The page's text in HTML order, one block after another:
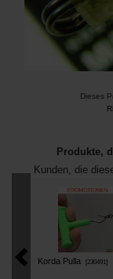
Dieses
Produkte,
Kunden, die
Korda Pulla 230491]